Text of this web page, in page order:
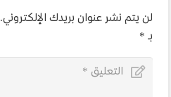
لن يتم نشر عنوان بريدك الإلكتروني.
بـ *